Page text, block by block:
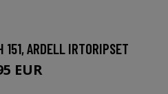
151, ARDELL IRTORIPSET
EUR